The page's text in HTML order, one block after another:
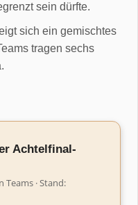
sein dürfte.
sich ein gemischtes
tragen sechs
Achtelfinal-
· Stand: